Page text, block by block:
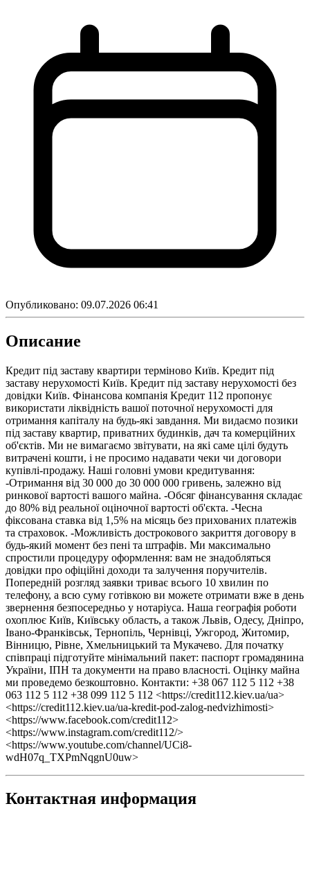
Опубликовано: 09.07.2026 06:41
Описание
Кредит під заставу квартири терміново Київ. Кредит під
заставу нерухомості Київ. Кредит під заставу нерухомості без
довідки Київ. Фінансова компанія Кредит 112 пропонує
використати ліквідність вашої поточної нерухомості для
отримання капіталу на будь-які завдання. Ми видаємо позики
під заставу квартир, приватних будинків, дач та комерційних
об'єктів. Ми не вимагаємо звітувати, на які саме цілі будуть
витрачені кошти, і не просимо надавати чеки чи договори
купівлі-продажу. Наші головні умови кредитування:
-Отримання від 30 000 до 30 000 000 гривень, залежно від
ринкової вартості вашого майна. -Обсяг фінансування складає
до 80% від реальної оціночної вартості об'єкта. -Чесна
фіксована ставка від 1,5% на місяць без прихованих платежів
та страховок. -Можливість дострокового закриття договору в
будь-який момент без пені та штрафів. Ми максимально
спростили процедуру оформлення: вам не знадобляться
довідки про офіційні доходи та залучення поручителів.
Попередній розгляд заявки триває всього 10 хвилин по
телефону, а всю суму готівкою ви можете отримати вже в день
звернення безпосередньо у нотаріуса. Наша географія роботи
охоплює Київ, Київську область, а також Львів, Одесу, Дніпро,
Івано-Франківськ, Тернопіль, Чернівці, Ужгород, Житомир,
Вінницю, Рівне, Хмельницький та Мукачево. Для початку
співпраці підготуйте мінімальний пакет: паспорт громадянина
України, ІПН та документи на право власності. Оцінку майна
ми проведемо безкоштовно. Контакти: +38 067 112 5 112 +38
063 112 5 112 +38 099 112 5 112 <https://credit112.kiev.ua/ua>
<https://credit112.kiev.ua/ua-kredit-pod-zalog-nedvizhimosti>
<https://www.facebook.com/credit112>
<https://www.instagram.com/credit112/>
<https://www.youtube.com/channel/UCi8-
wdH07q_TXPmNqgnU0uw>
Контактная информация